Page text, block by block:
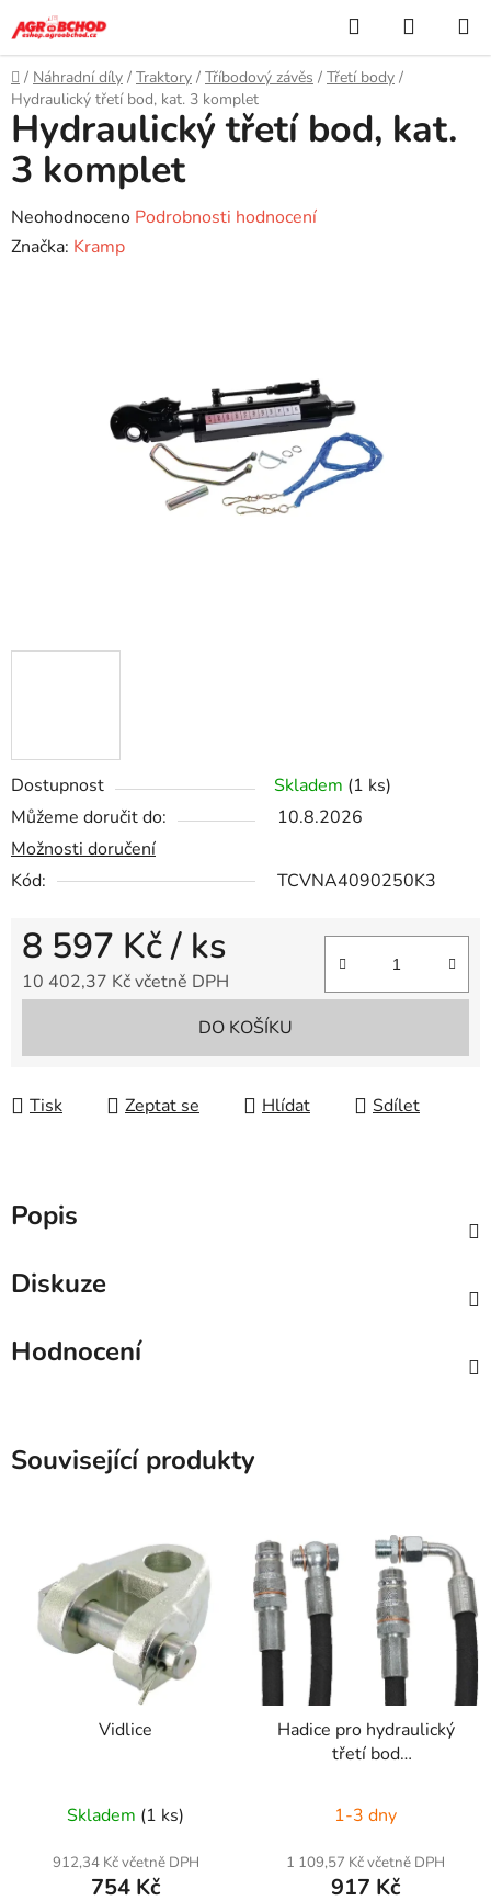
na
obsah
Hledat
KOŠÍK
Domů
/ Náhradní díly / Traktory / Tříbodový závěs / Třetí body /
Hydraulický třetí bod, kat. 3 komplet
Dostupnost Skladem (1 ks)
Můžeme doručit do:
10.8.2026
Možnosti doručení
Kód:
TCVNA4090250K3
8 597 Kč/ ks
10 402,37 Kč včetně DPH
DO KOŠÍKU
Tisk Zeptat se Hlídat Sdílet
Hydraulický třetí bod, kat.
3 komplet
Průměrné
hodnocení
Neohodnoceno Podrobnosti hodnocení
Značka: Kramp
Popis
Diskuze
Hodnocení
Související produkty
Vidlice
Skladem (1 ks)
912,34 Kč včetně DPH
754 Kč
Hadice pro hydraulický
třetí bod
1-3 dny
1 109,57 Kč včetně DPH
917 Kč